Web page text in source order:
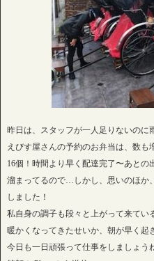
昨日は、スタッフが一人足りないのに
えびす屋さんの予約のお弁当は、数も
16個！時間より早く配達完了〜あとの
溜まってるので…しかし、思いのほか
しました！
私自身の調子も段々と上がって来てい
暖かくなってきたせいか、朝が早く起
今日も一日頑張って仕事をしましょう